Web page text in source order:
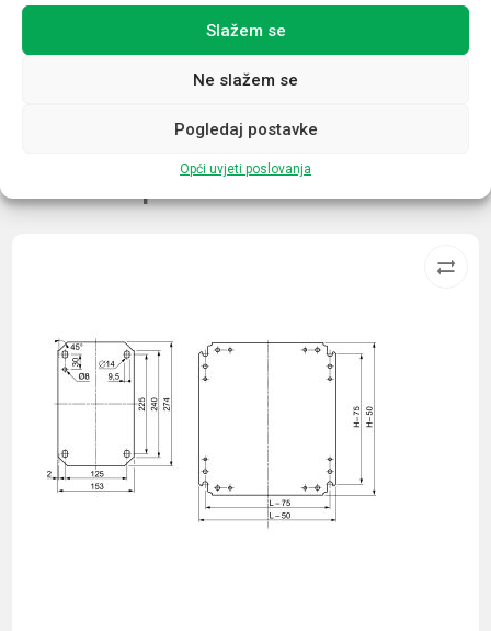
Slažem se
Ne slažem se
Pogledaj postavke
Opći uvjeti poslovanja
Struja (A)